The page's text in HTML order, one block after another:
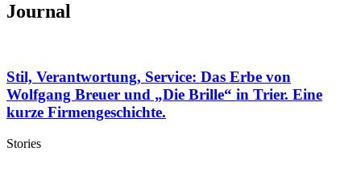
Journal
Stil, Verantwortung, Service: Das Erbe von
Wolfgang Breuer und „Die Brille“ in Trier. Eine
kurze Firmengeschichte.
Stories